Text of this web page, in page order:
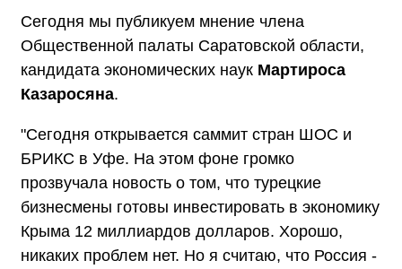
Сегодня мы публикуем мнение члена
Общественной палаты Саратовской области,
кандидата экономических наук Мартироса
Казаросяна.
"Сегодня открывается саммит стран ШОС и
БРИКС в Уфе. На этом фоне громко
прозвучала новость о том, что турецкие
бизнесмены готовы инвестировать в экономику
Крыма 12 миллиардов долларов. Хорошо,
никаких проблем нет. Но я считаю, что Россия -